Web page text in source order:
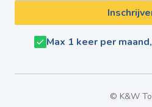
Max 1 keer per
© K&W